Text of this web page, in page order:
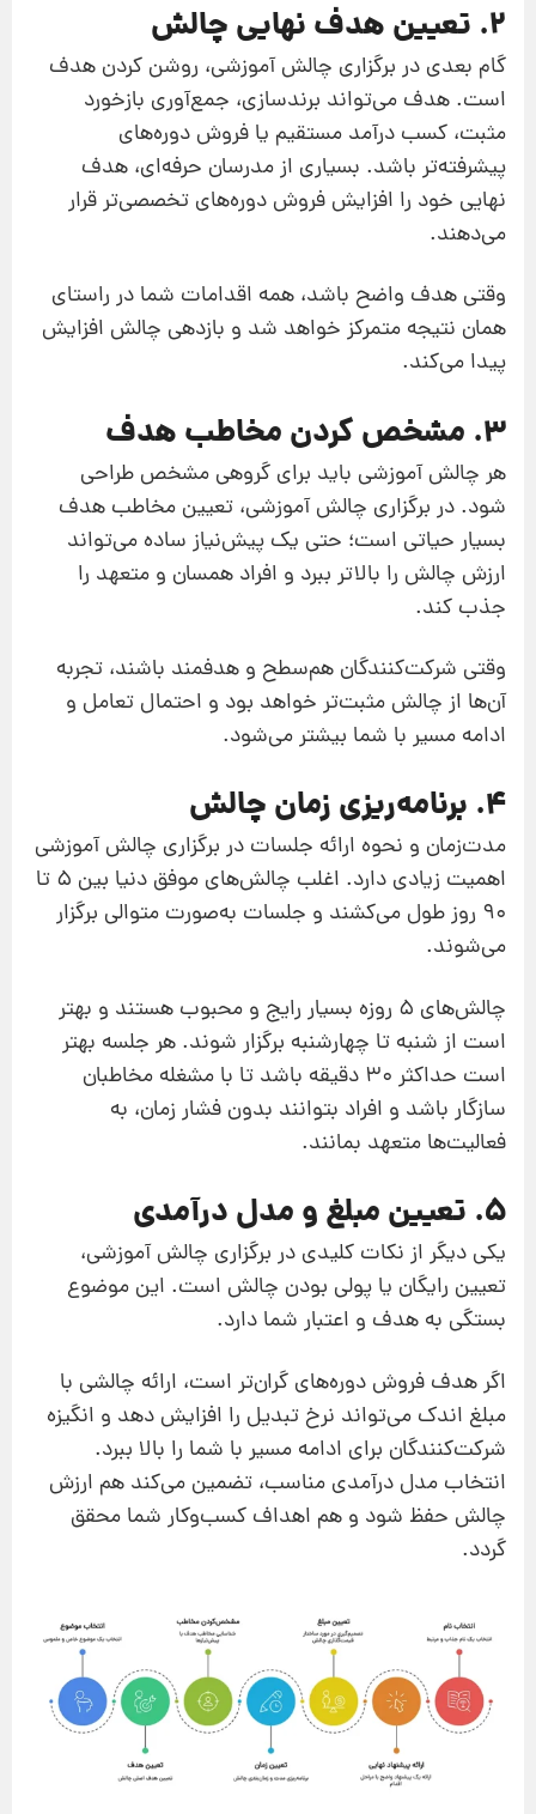
2. تعیین هدف نهایی چالش
گام بعدی در برگزاری چالش آموزشی، روشن کردن هدف
است. هدف می‌تواند برندسازی، جمع‌آوری بازخورد
مثبت، کسب درآمد مستقیم یا فروش دوره‌های
پیشرفته‌تر باشد. بسیاری از مدرسان حرفه‌ای، هدف
نهایی خود را افزایش فروش دوره‌های تخصصی‌تر قرار
می‌دهند.
وقتی هدف واضح باشد، همه اقدامات شما در راستای
همان نتیجه متمرکز خواهد شد و بازدهی چالش افزایش
پیدا می‌کند.
3. مشخص کردن مخاطب هدف
هر چالش آموزشی باید برای گروهی مشخص طراحی
شود. در برگزاری چالش آموزشی، تعیین مخاطب هدف
بسیار حیاتی است؛ حتی یک پیش‌نیاز ساده می‌تواند
ارزش چالش را بالاتر ببرد و افراد همسان و متعهد را
جذب کند.
وقتی شرکت‌کنندگان هم‌سطح و هدفمند باشند، تجربه
آن‌ها از چالش مثبت‌تر خواهد بود و احتمال تعامل و
ادامه مسیر با شما بیشتر می‌شود.
4. برنامه‌ریزی زمان چالش
مدت‌زمان و نحوه ارائه جلسات در برگزاری چالش آموزشی
اهمیت زیادی دارد. اغلب چالش‌های موفق دنیا بین ۵ تا
۹۰ روز طول می‌کشند و جلسات به‌صورت متوالی برگزار
می‌شوند.
چالش‌های ۵ روزه بسیار رایج و محبوب هستند و بهتر
است از شنبه تا چهارشنبه برگزار شوند. هر جلسه بهتر
است حداکثر ۳۰ دقیقه باشد تا با مشغله مخاطبان
سازگار باشد و افراد بتوانند بدون فشار زمان، به
فعالیت‌ها متعهد بمانند.
5. تعیین مبلغ و مدل درآمدی
یکی دیگر از نکات کلیدی در برگزاری چالش آموزشی،
تعیین رایگان یا پولی بودن چالش است. این موضوع
بستگی به هدف و اعتبار شما دارد.
اگر هدف فروش دوره‌های گران‌تر است، ارائه چالشی با
مبلغ اندک می‌تواند نرخ تبدیل را افزایش دهد و انگیزه
شرکت‌کنندگان برای ادامه مسیر با شما را بالا ببرد.
انتخاب مدل درآمدی مناسب، تضمین می‌کند هم ارزش
چالش حفظ شود و هم اهداف کسب‌وکار شما محقق
گردد.